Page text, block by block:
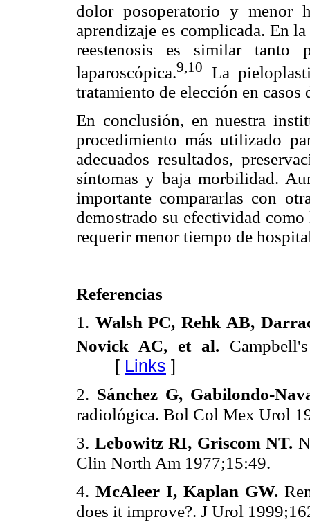
dolor posoperatorio y menor
aprendizaje es complicada. En
reestenosis es similar
laparoscópica.9,10
La
tratamiento de elección en casos
En conclusión, en nuestra
procedimiento más utilizado
adecuados resultados,
síntomas y baja morbilidad.
importante compararlas con
demostrado su efectividad
requerir menor tiempo de
Referencias
1. Walsh PC, Rehk AB,
Novick AC, et al.
[ Links ]
2. Sánchez G, Gabilondo-
radiológica. Bol Col Mex Urol
3. Lebowitz RI, Griscom NT.
Clin North Am 1977;15:49.
4. McAleer I, Kaplan GW.
does it improve?. J Urol